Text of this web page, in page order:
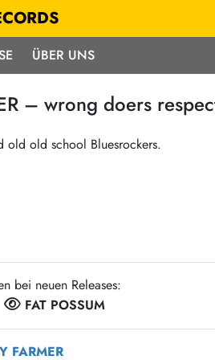
Hardcore
Emo
60s / Garage / R´n´R
Gitarre
Indierock / Psychedelic
ÜBER UNS
– wrong doers
old old school Bluesrockers.
bei neuen Releases:
FAT POSSUM
FARMER